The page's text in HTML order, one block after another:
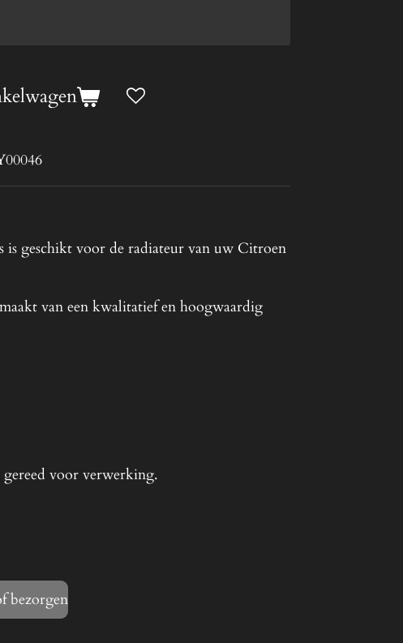
is geschikt voor de radiateur van uw Citroen
van een kwalitatief en hoogwaardig
voor verwerking.
bezorgen